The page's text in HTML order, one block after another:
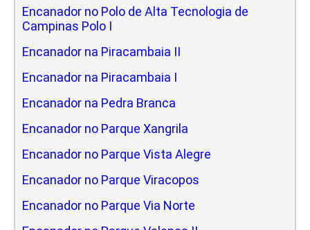
Encanador no Polo de Alta Tecnologia de
Campinas Polo I
Encanador na Piracambaia II
Encanador na Piracambaia I
Encanador na Pedra Branca
Encanador no Parque Xangrila
Encanador no Parque Vista Alegre
Encanador no Parque Viracopos
Encanador no Parque Via Norte